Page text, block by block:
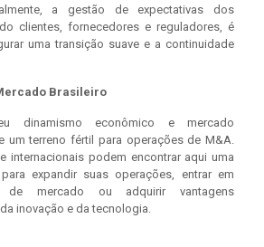
a gestão de expectativas dos
clientes, fornecedores e reguladores, é
uma transição suave e a continuidade
Brasileiro
dinamismo econômico e mercado
um terreno fértil para operações de M&A.
internacionais podem encontrar aqui uma
expandir suas operações, entrar em
de mercado ou adquirir vantagens
inovação e da tecnologia.